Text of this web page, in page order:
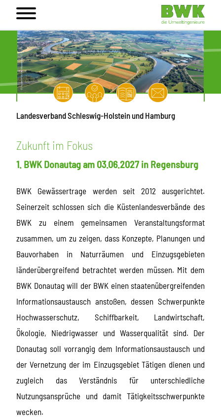
Landesverband Schleswig-Holstein und Hamburg
Zukunft im Fokus
1. BWK Donautag am 03.06.2027 in Regensburg
BWK Gewässertrage werden seit 2012 ausgerichtet.
Seinerzeit schlossen sich die Küstenlandesverbände des
BWK zu einem gemeinsamen Veranstaltungsformat
zusammen, um zu zeigen, dass Konzepte, Planungen und
Bauvorhaben in Naturräumen und Einzugsgebieten
länderübergreifend betrachtet werden müssen. Mit dem
BWK Donautag will der BWK einen staatenübergreifenden
Informationsaustausch anstoßen, dessen Schwerpunkte
Hochwasserschutz, Schiffbarkeit, Landwirtschaft,
Ökologie, Niedrigwasser und Wasserqualität sind. Der
Donautag soll vorrangig dem Informationsaustausch und
der Vernetzung der im Einzugsgebiet Tätigen dienen und
zugleich das Verständnis für unterschiedliche
Nutzungsansprüche und damit Tätigkeitsschwerpunkte
wecken.